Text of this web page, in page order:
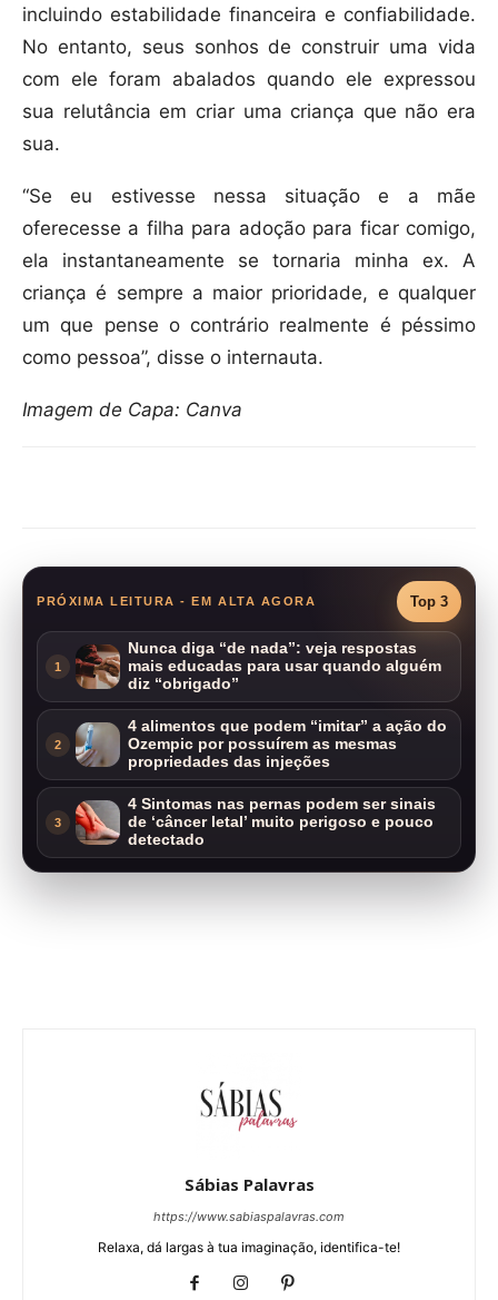
incluindo estabilidade financeira e confiabilidade.
No entanto, seus sonhos de construir uma vida
com ele foram abalados quando ele expressou
sua relutância em criar uma criança que não era
sua.
“Se eu estivesse nessa situação e a mãe
oferecesse a filha para adoção para ficar comigo,
ela instantaneamente se tornaria minha ex. A
criança é sempre a maior prioridade, e qualquer
um que pense o contrário realmente é péssimo
como pessoa”, disse o internauta.
Imagem de Capa: Canva
PRÓXIMA LEITURA - EM ALTA AGORA Top 3
1
Nunca diga “de nada”: veja respostas
mais educadas para usar quando alguém
diz “obrigado”
2
4 alimentos que podem “imitar” a ação do
Ozempic por possuírem as mesmas
propriedades das injeções
3
4 Sintomas nas pernas podem ser sinais
de ‘câncer letal’ muito perigoso e pouco
detectado
Sábias Palavras
https://www.sabiaspalavras.com
Relaxa, dá largas à tua imaginação, identifica-te!